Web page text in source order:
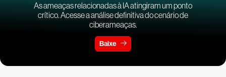
As ameaças relacionadas à IA atingiram um ponto
crítico. Acesse a análise definitiva do cenário de
ciberameaças.
Baixe